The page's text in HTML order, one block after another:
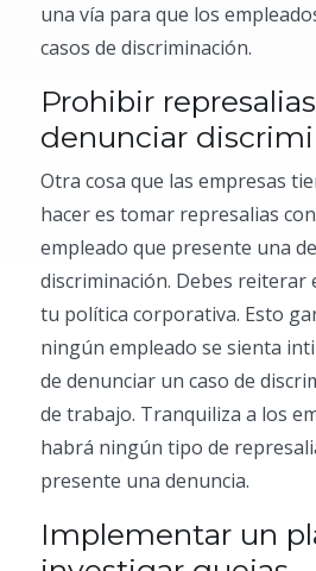
una vía para que los
casos de discriminación.
Prohibir
denunciar
Otra cosa que las empresas
hacer es tomar represalias
empleado que presente una
discriminación. Debes reiterar
tu política corporativa. Esto
ningún empleado se sienta
de denunciar un caso de
de trabajo. Tranquiliza a los
habrá ningún tipo de
presente una denuncia.
Implementar un